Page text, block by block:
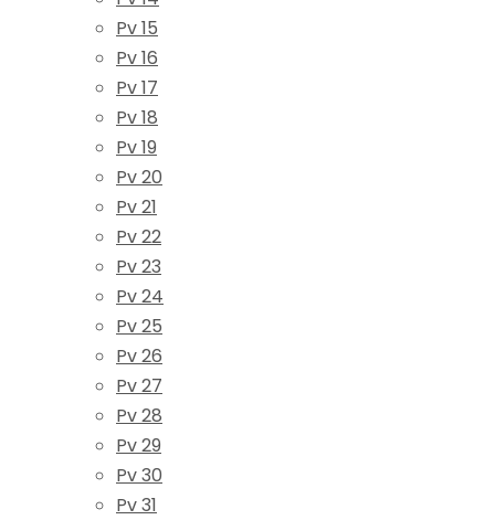
Pv 15
Pv 16
Pv 17
Pv 18
Pv 19
Pv 20
Pv 21
Pv 22
Pv 23
Pv 24
Pv 25
Pv 26
Pv 27
Pv 28
Pv 29
Pv 30
Pv 31